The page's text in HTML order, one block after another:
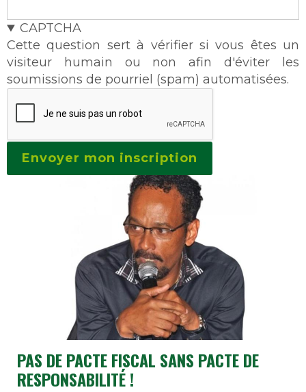
CAPTCHA
Cette question sert à vérifier si vous êtes un
visiteur humain ou non afin d'éviter les
soumissions de pourriel (spam) automatisées.
PAS DE PACTE FISCAL SANS PACTE DE
RESPONSABILITÉ !